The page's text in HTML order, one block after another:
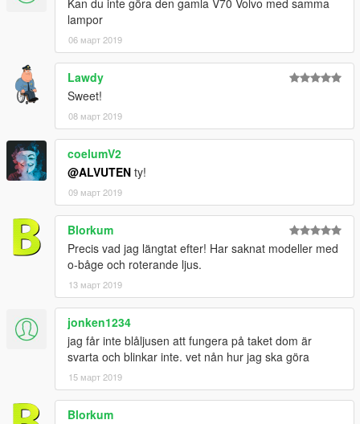
Allowed for clan use: YES!
Hope you have fun!
Kan du inte göra den gamla V70 Volvo med samma
lampor
06 март 2019
Lawdy
Sweet!
08 март 2019
coelumV2
@ALVUTEN ty!
09 март 2019
Blorkum
Precis vad jag längtat efter! Har saknat modeller med
o-båge och roterande ljus.
13 март 2019
jonken1234
jag får inte blåljusen att fungera på taket dom är
svarta och blinkar inte. vet nån hur jag ska göra
15 март 2019
Blorkum